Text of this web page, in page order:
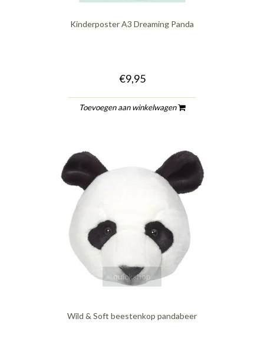
Kinderposter A3 Dreaming Panda
€9,95
Toevoegen aan winkelwagen
quickshop
Wild & Soft beestenkop pandabeer